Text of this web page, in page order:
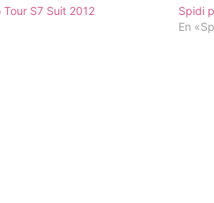
S7 Suit 2012
Spidi
En